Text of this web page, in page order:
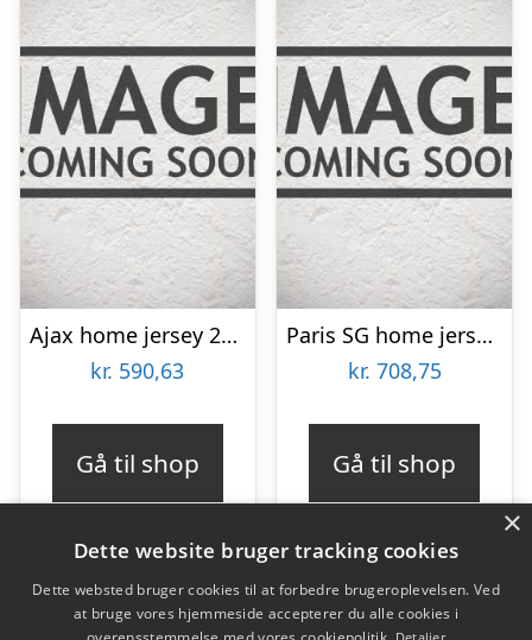
Ajax home jersey 2023/24 – youth-164
kr. 590,63
Gå til shop
Paris SG home jersey 2023/24 – PSG – mens-L
kr. 708,75
Gå til shop
×
Dette website bruger tracking cookies
Dette websted bruger cookies til at forbedre brugeroplevelsen. Ved
at bruge vores hjemmeside accepterer du alle cookies i